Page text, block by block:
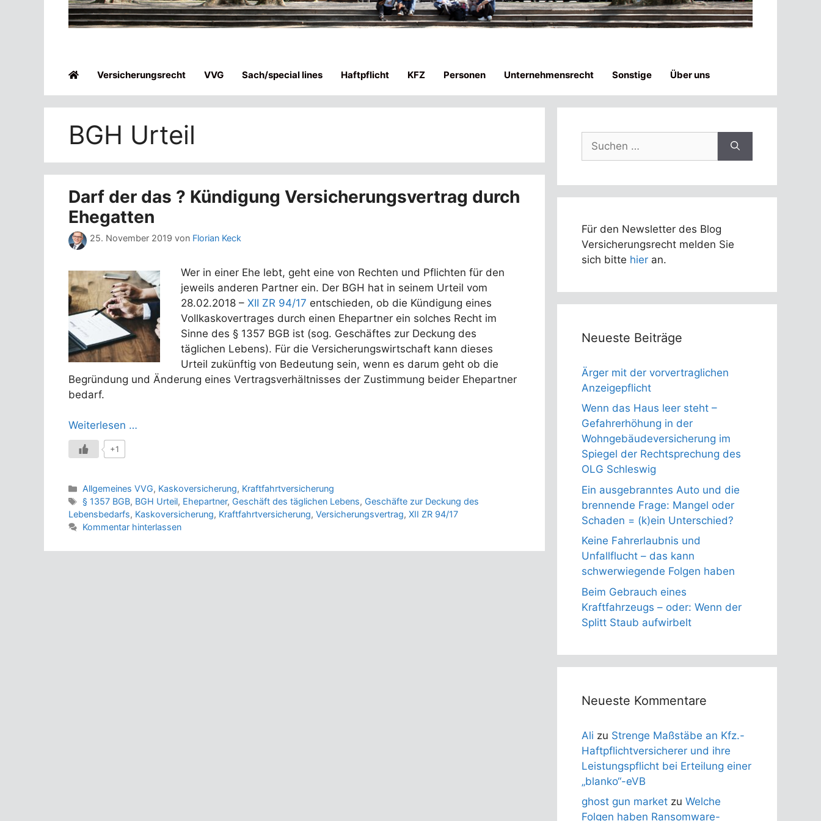
Versicherungsrecht VVG Sach/special lines Haftpflicht KFZ Personen Unternehmensrecht Sonstige Über uns
BGH Urteil
Darf der das ? Kündigung Versicherungsvertrag durch
Ehegatten
25. November 2019 von Florian Keck
Wer in einer Ehe lebt, geht eine von Rechten und Pflichten für den
jeweils anderen Partner ein. Der BGH hat in seinem Urteil vom
28.02.2018 – XII ZR 94/17 entschieden, ob die Kündigung eines
Vollkaskovertrages durch einen Ehepartner ein solches Recht im
Sinne des § 1357 BGB ist (sog. Geschäftes zur Deckung des
täglichen Lebens). Für die Versicherungswirtschaft kann dieses
Urteil zukünftig von Bedeutung sein, wenn es darum geht ob die
Begründung und Änderung eines Vertragsverhältnisses der Zustimmung beider Ehepartner
bedarf.
Weiterlesen …
+1
Kategorien
Allgemeines VVG, Kaskoversicherung, Kraftfahrtversicherung
Schlagwörter
§ 1357 BGB, BGH Urteil, Ehepartner, Geschäft des täglichen Lebens, Geschäfte zur Deckung des
Lebensbedarfs, Kaskoversicherung, Kraftfahrtversicherung, Versicherungsvertrag, XII ZR 94/17
Kommentar hinterlassen
nach:
Für den Newsletter des Blog
Versicherungsrecht melden Sie
sich bitte hier an.
Neueste Beiträge
Ärger mit der vorvertraglichen
Anzeigepflicht
Wenn das Haus leer steht –
Gefahrerhöhung in der
Wohngebäudeversicherung im
Spiegel der Rechtsprechung des
OLG Schleswig
Ein ausgebranntes Auto und die
brennende Frage: Mangel oder
Schaden = (k)ein Unterschied?
Keine Fahrerlaubnis und
Unfallflucht – das kann
schwerwiegende Folgen haben
Beim Gebrauch eines
Kraftfahrzeugs – oder: Wenn der
Splitt Staub aufwirbelt
Neueste Kommentare
Ali zu Strenge Maßstäbe an Kfz.-
Haftpflichtversicherer und ihre
Leistungspflicht bei Erteilung einer
„blanko“-eVB
ghost gun market zu Welche
Folgen haben Ransomware-